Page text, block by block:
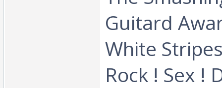
Guitard
White
Rock ! Sex !